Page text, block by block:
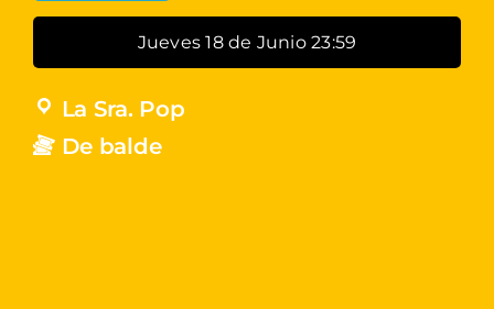
Jueves 18 de Junio 23:59
La Sra. Pop
De balde